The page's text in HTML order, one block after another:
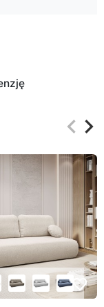
keyboard_arrow_left
keyboard_arrow_right
favorite_border